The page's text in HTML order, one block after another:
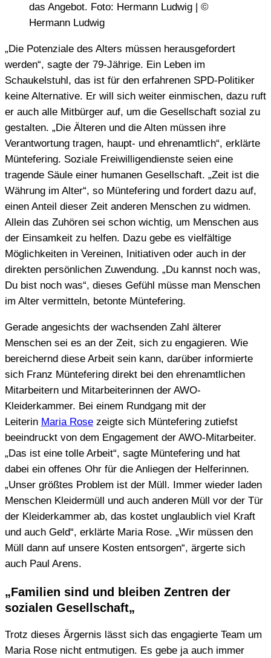
das Angebot. Foto: Hermann Ludwig | ©
Hermann Ludwig
„Die Potenziale des Alters müssen herausgefordert
werden“, sagte der 79-Jährige. Ein Leben im
Schaukelstuhl, das ist für den erfahrenen SPD-Politiker
keine Alternative. Er will sich weiter einmischen, dazu ruft
er auch alle Mitbürger auf, um die Gesellschaft sozial zu
gestalten. „Die Älteren und die Alten müssen ihre
Verantwortung tragen, haupt- und ehrenamtlich“, erklärte
Müntefering. Soziale Freiwilligendienste seien eine
tragende Säule einer humanen Gesellschaft. „Zeit ist die
Währung im Alter“, so Müntefering und fordert dazu auf,
einen Anteil dieser Zeit anderen Menschen zu widmen.
Allein das Zuhören sei schon wichtig, um Menschen aus
der Einsamkeit zu helfen. Dazu gebe es vielfältige
Möglichkeiten in Vereinen, Initiativen oder auch in der
direkten persönlichen Zuwendung. „Du kannst noch was,
Du bist noch was“, dieses Gefühl müsse man Menschen
im Alter vermitteln, betonte Müntefering.
Gerade angesichts der wachsenden Zahl älterer
Menschen sei es an der Zeit, sich zu engagieren. Wie
bereichernd diese Arbeit sein kann, darüber informierte
sich Franz Müntefering direkt bei den ehrenamtlichen
Mitarbeitern und Mitarbeiterinnen der AWO-
Kleiderkammer. Bei einem Rundgang mit der
Leiterin Maria Rose zeigte sich Müntefering zutiefst
beeindruckt von dem Engagement der AWO-Mitarbeiter.
„Das ist eine tolle Arbeit“, sagte Müntefering und hat
dabei ein offenes Ohr für die Anliegen der Helferinnen.
„Unser größtes Problem ist der Müll. Immer wieder laden
Menschen Kleidermüll und auch anderen Müll vor der Tür
der Kleiderkammer ab, das kostet unglaublich viel Kraft
und auch Geld“, erklärte Maria Rose. „Wir müssen den
Müll dann auf unsere Kosten entsorgen“, ärgerte sich
auch Paul Arens.
„Familien sind und bleiben Zentren der
sozialen Gesellschaft„
Trotz dieses Ärgernis lässt sich das engagierte Team um
Maria Rose nicht entmutigen. Es gebe ja auch immer